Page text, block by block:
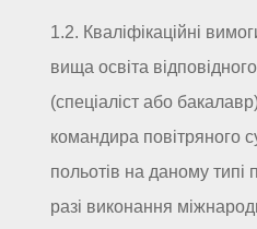
1.2. Кваліфікаційні
вища освіта
(спеціаліст або
командира повітряного
польотів на даному типі
разі виконання